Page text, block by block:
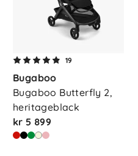
19
Bugaboo
Bugaboo Butterfly 2,
heritageblack
kr 5 899